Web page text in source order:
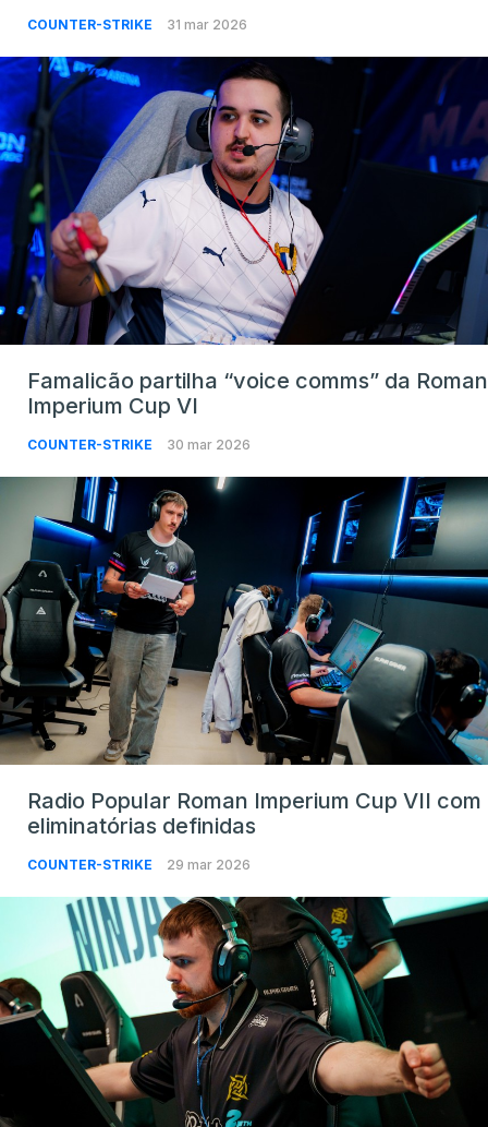
COUNTER-STRIKE 31 mar 2026
Famalicão partilha “voice comms” da Roman
Imperium Cup VI
COUNTER-STRIKE 30 mar 2026
Radio Popular Roman Imperium Cup VII com
eliminatórias definidas
COUNTER-STRIKE 29 mar 2026